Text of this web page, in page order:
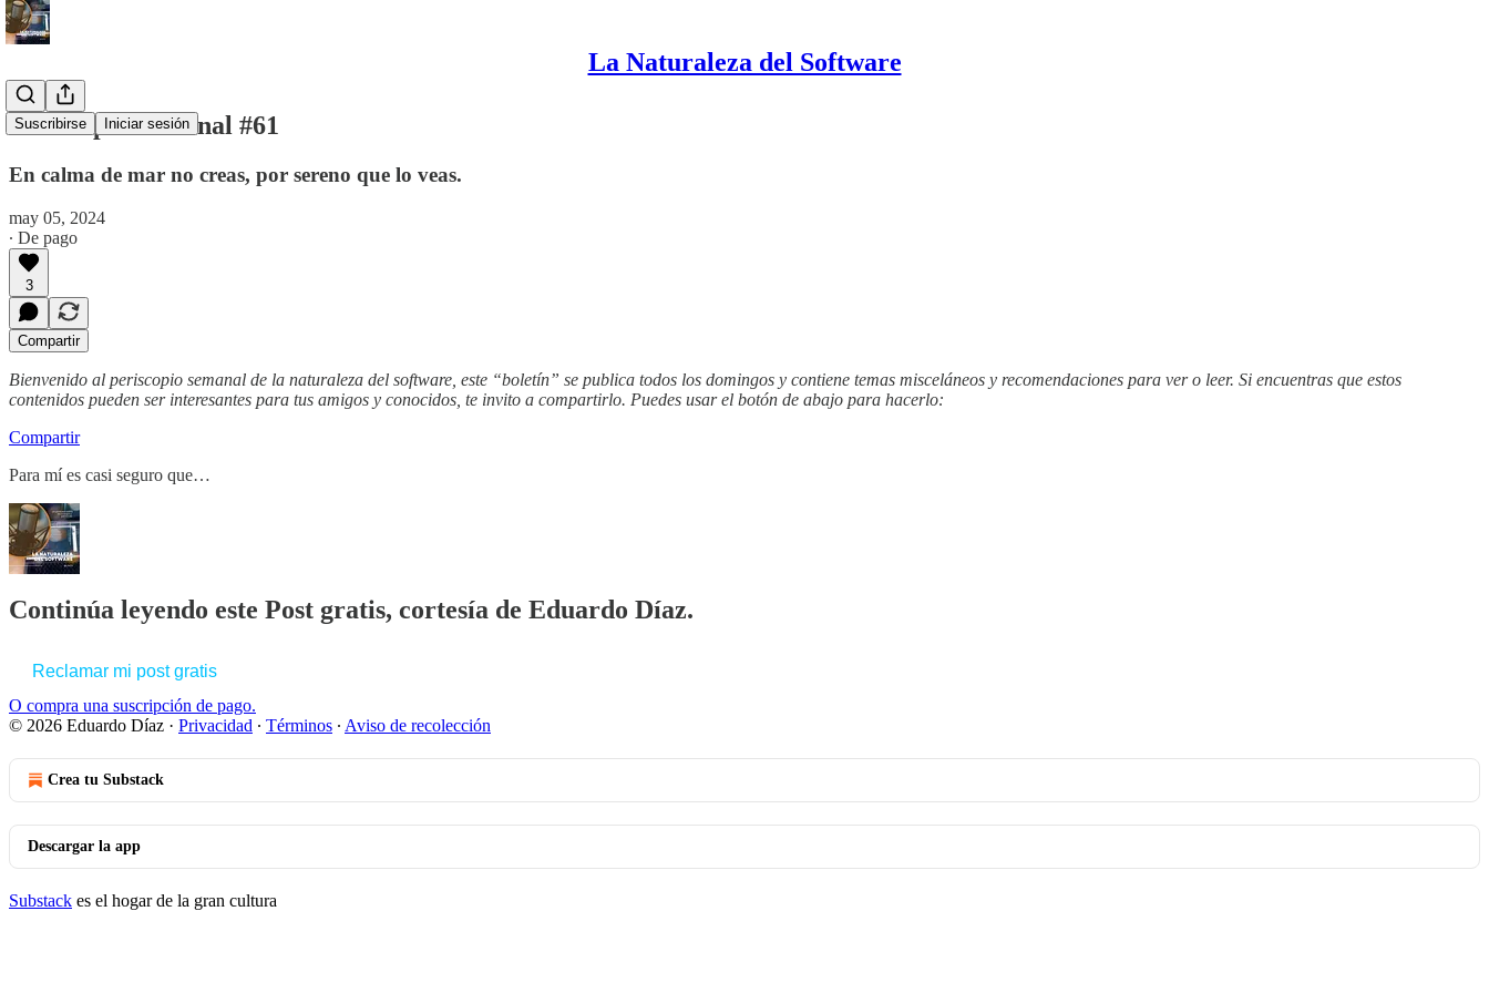
La Naturaleza del Software
Suscribirse Iniciar sesión
Periscopio Semanal #61
En calma de mar no creas, por sereno que lo veas.
may 05, 2024
∙ De pago
3
Compartir
Bienvenido al periscopio semanal de la naturaleza del software, este “boletín” se publica todos los domingos y contiene temas misceláneos y recomendaciones para ver o leer. Si encuentras que estos
contenidos pueden ser interesantes para tus amigos y conocidos, te invito a compartirlo. Puedes usar el botón de abajo para hacerlo:
Compartir
Para mí es casi seguro que…
Continúa leyendo este Post gratis, cortesía de Eduardo Díaz.
Reclamar mi post gratis
O compra una suscripción de pago.
© 2026 Eduardo Díaz · Privacidad ∙ Términos ∙ Aviso de recolección
Crea tu Substack
Descargar la app
Substack es el hogar de la gran cultura